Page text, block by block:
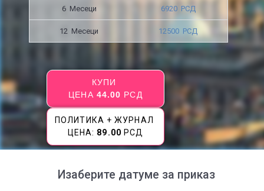
6 Месеци 6920 РСД
12 Месеци 12500 РСД
КУПИ
ЦЕНА 44.00 РСД
ПОЛИТИКА + ЖУРНАЛ
ЦЕНА: 89.00 РСД
Изаберите датуме за приказ